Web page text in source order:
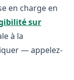
en charge en
sur
à la
— appelez-